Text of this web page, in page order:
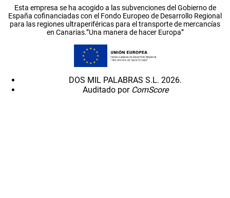
Esta empresa se ha acogido a las subvenciones del Gobierno de
España cofinanciadas con el Fondo Europeo de Desarrollo Regional
para las regiones ultraperiféricas para el transporte de mercancías
en Canarias.”Una manera de hacer Europa”
DOS MIL PALABRAS S.L. 2026.
Auditado por ComScore